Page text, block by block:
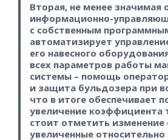
Вторая, не менее значимая
информационно-
с собственным
автоматизирует
его навесного
всех параметров работы
системы – помощь
и защита бульдозера при
что в итоге обеспечивает
увеличение коэффициента
стоит отметить изменение
увеличенные